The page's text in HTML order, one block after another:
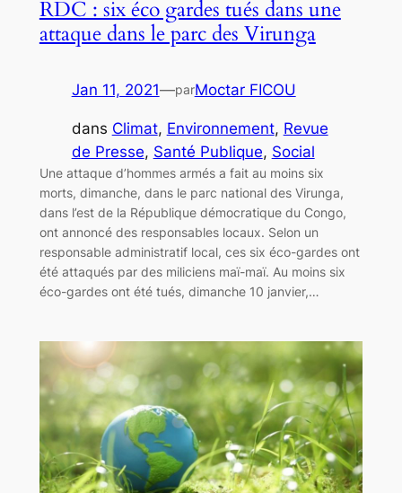
RDC : six éco gardes tués dans une
attaque dans le parc des Virunga
Jan 11, 2021—parMoctar FICOU
dans Climat, Environnement, Revue
de Presse, Santé Publique, Social
Une attaque d’hommes armés a fait au moins six
morts, dimanche, dans le parc national des Virunga,
dans l’est de la République démocratique du Congo,
ont annoncé des responsables locaux. Selon un
responsable administratif local, ces six éco-gardes ont
été attaqués par des miliciens maï-maï. Au moins six
éco-gardes ont été tués, dimanche 10 janvier,…